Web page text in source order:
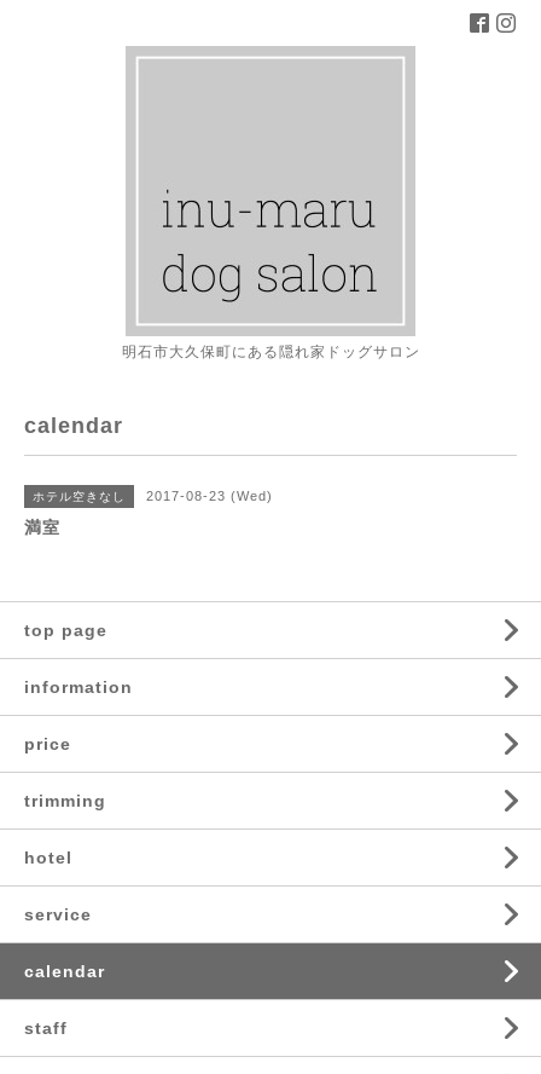
明石市大久保町にある隠れ家ドッグサロン
calendar
ホテル空きなし 2017-08-23 (Wed)
満室
top page
information
price
trimming
hotel
service
calendar
staff